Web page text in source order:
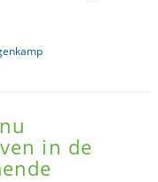
in de